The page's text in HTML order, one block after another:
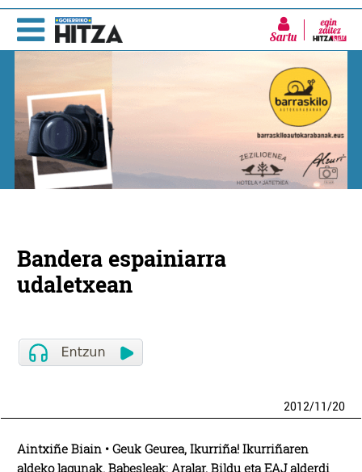
Sartu
Bandera espainiarra
udaletxean
2012/11/20
Aintxiñe Biain • Geuk Geurea, Ikurriña! Ikurriñaren
aldeko lagunak. Babesleak: Aralar, Bildu eta EAJ alderdi